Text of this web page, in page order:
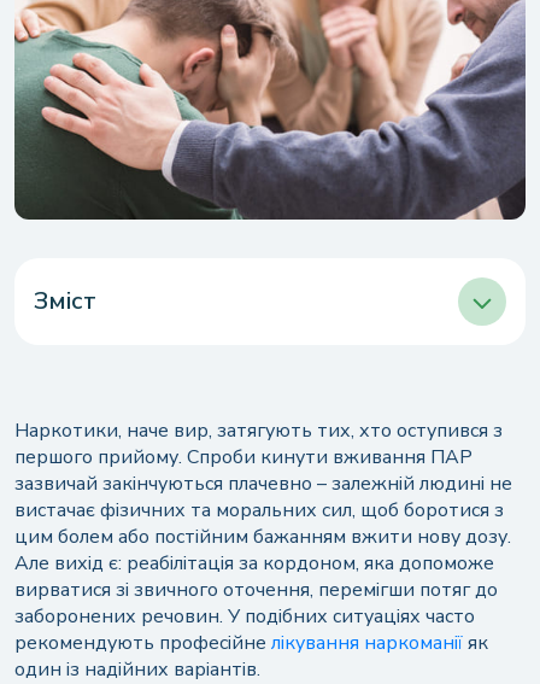
Зміст
Основи ефективного лікування
наркозалежності
Закордонний реабілітаційний центр – шанс на
порятунок
Наркотики, наче вир, затягують тих, хто оступився з
першого прийому. Спроби кинути вживання ПАР
зазвичай закінчуються плачевно – залежній людині не
вистачає фізичних та моральних сил, щоб боротися з
цим болем або постійним бажанням вжити нову дозу.
Але вихід є: реабілітація за кордоном, яка допоможе
вирватися зі звичного оточення, перемігши потяг до
заборонених речовин. У подібних ситуаціях часто
рекомендують професійне лікування наркоманіїяк
один із надійних варіантів.